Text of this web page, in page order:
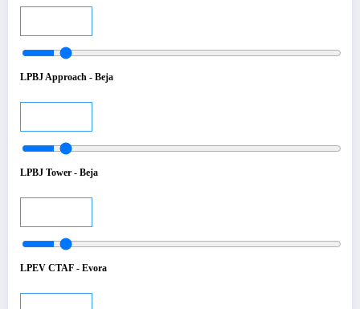
LPBJ Approach - Beja
LPBJ Tower - Beja
LPEV CTAF - Evora